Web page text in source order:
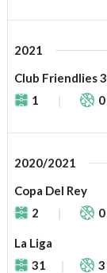
2021
Club Friendlies 3
1
0
2020/2021
Copa Del Rey
2
0
La Liga
31
3